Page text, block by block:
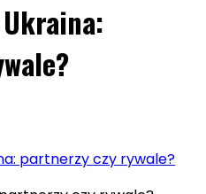
partnerzy czy rywale?